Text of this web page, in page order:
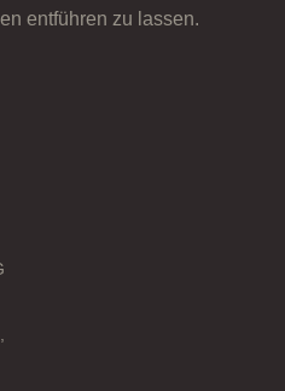
entführen zu lassen.